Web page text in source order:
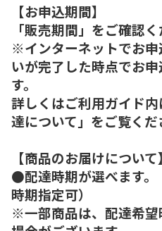
【お申込期間】
「販売期間」をご確認く
※インターネットでお
いが完了した時点でお
す。
詳しくはご利用ガイド
達について」をご覧くだ
【商品のお届けについて】
●配達時期が選べます。
時期指定可）
※一部商品は、配達希